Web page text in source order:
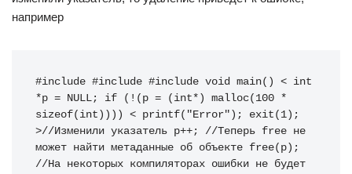
например
#include #include #include void main() < int
*p = NULL; if (!(p = (int*) malloc(100 *
sizeof(int)))) < printf("Error"); exit(1);
>//Изменили указатель p++; //Теперь free не
может найти метаданные об объекте free(p);
//На некоторых компиляторах ошибки не будет